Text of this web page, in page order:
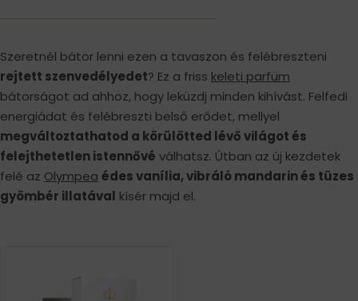
Szeretnél bátor lenni ezen a tavaszon és felébreszteni
rejtett szenvedélyedet? Ez a friss keleti parfüm
bátorságot ad ahhoz, hogy leküzdj minden kihívást. Felfedi
energiádat és felébreszti belső erődet, mellyel
megváltoztathatod a körülötted lévő világot és
felejthetetlen istennővé válhatsz. Útban az új kezdetek
felé az Olympea édes vanília, vibráló mandarin és tüzes
gyömbér illatával kísér majd el.